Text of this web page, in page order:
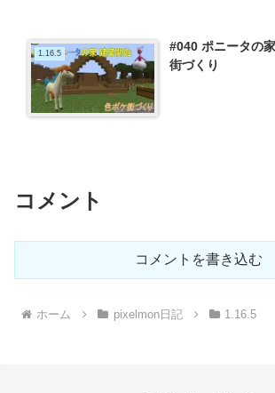
1.16.5
#040 ポニータの
街づくり
コメント
コメントを書き込む
ホーム pixelmon日記 1.16.5